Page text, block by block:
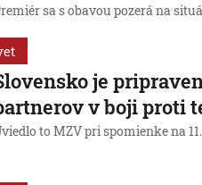
sa s obavou pozerá na
je
v boji proti
to MZV pri spomienke na